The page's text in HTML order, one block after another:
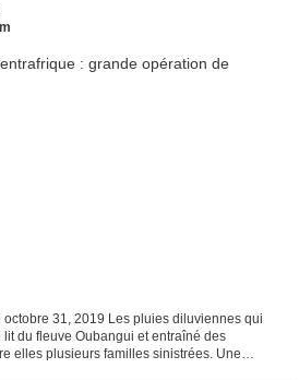
octobre 31, 2019 Les pluies diluviennes qui
du fleuve Oubangui et entraîné des
elles plusieurs familles sinistrées. Une